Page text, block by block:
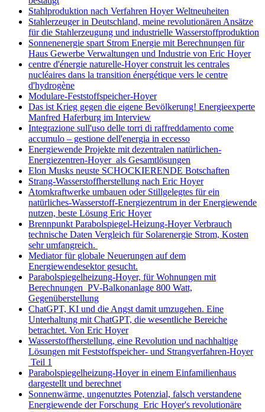
Stahlproduktion nach Verfahren Hoyer Weltneuheiten
Stahlerzeuger in Deutschland, meine revolutionären Ansätze
für die Stahlerzeugung und industrielle Wasserstoffproduktion
Sonnenenergie spart Strom Energie mit Berechnungen für
Haus Gewerbe Verwaltungen und Industrie von Eric Hoyer
centre d'énergie naturelle-Hoyer construit les centrales
nucléaires dans la transition énergétique vers le centre
d'hydrogène
Modulare-Feststoffspeicher-Hoyer
Das ist Krieg gegen die eigene Bevölkerung! Energieexperte
Manfred Haferburg im Interview
Integrazione sull'uso delle torri di raffreddamento come
accumulo – gestione dell'energia in eccesso
Energiewende Projekte mit dezentralen natürlichen-
Energiezentren-Hoyer als Gesamtlösungen
Elon Musks neuste SCHOCKIERENDE Botschaften
Strang-Wasserstoffherstellung nach Eric Hoyer
Atomkraftwerke umbauen oder Stillgelegtes für ein
natürliches-Wasserstoff-Energiezentrum in der Energiewende
nutzen, beste Lösung Eric Hoyer
Brennpunkt Parabolspiegel-Heizung-Hoyer Verbrauch
technische Daten Vergleich für Solarenergie Strom, Kosten
sehr umfangreich.
Mediator für globale Neuerungen auf dem
Energiewendesektor gesucht.
Parabolspiegelheizung-Hoyer, für Wohnungen mit
Berechnungen PV-Balkonanlage 800 Watt,
Gegenüberstellung
ChatGPT, KI und die Angst damit umzugehen. Eine
Unterhaltung mit ChatGPT, die wesentliche Bereiche
betrachtet. Von Eric Hoyer
Wasserstoffherstellung, eine Revolution und nachhaltige
Lösungen mit Feststoffspeicher- und Strangverfahren-Hoyer
Teil 1
Parabolspiegelheizung-Hoyer in einem Einfamilienhaus
dargestellt und berechnet
Sonnenwärme, ungenutztes Potenzial, falsch verstandene
Energiewende der Forschung Eric Hoyer's revolutionäre